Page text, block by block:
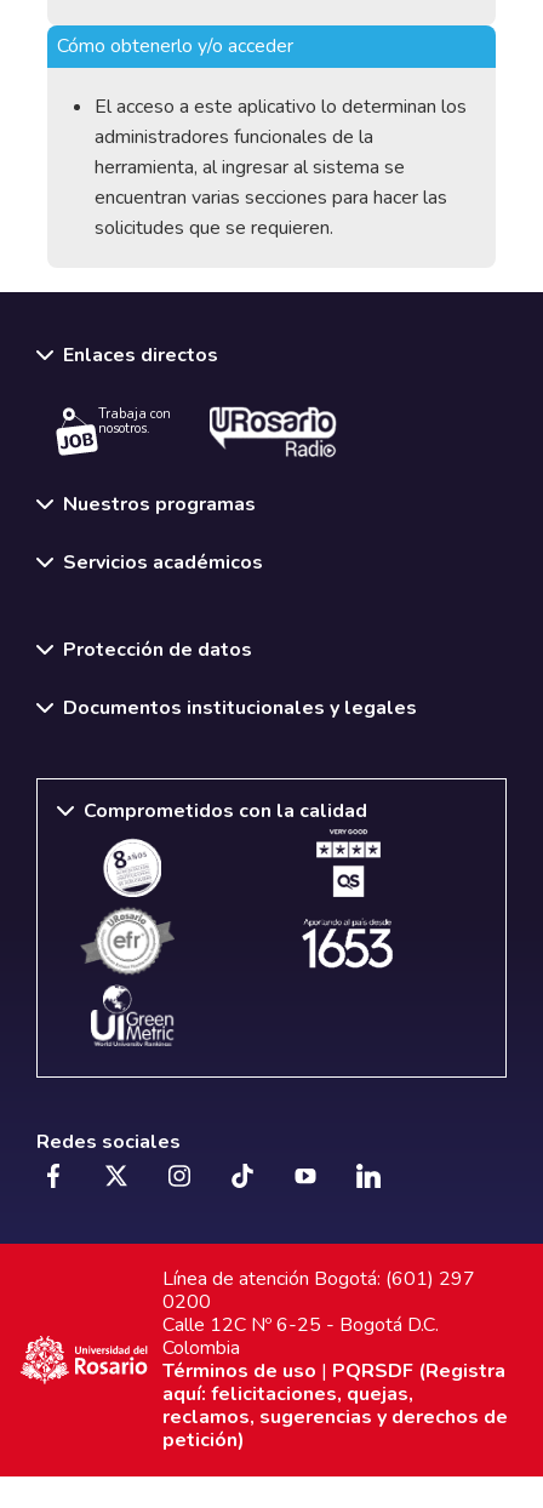
Cómo obtenerlo y/o acceder
El acceso a este aplicativo lo determinan los
administradores funcionales de la
herramienta, al ingresar al sistema se
encuentran varias secciones para hacer las
solicitudes que se requieren.
Enlaces directos
Trabaja con
nosotros.
Nuestros programas
Servicios académicos
Protección de datos
Documentos institucionales y legales
Comprometidos con la calidad
Redes sociales
Línea de atención Bogotá: (601) 297
0200
Calle 12C Nº 6-25 - Bogotá D.C.
Colombia
Términos de uso | PQRSDF (Registra
aquí: felicitaciones, quejas,
reclamos, sugerencias y derechos de
petición)